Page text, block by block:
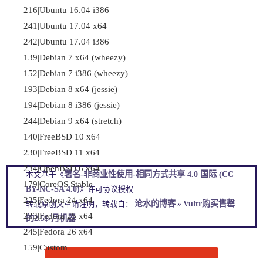
216|Ubuntu 16.04 i386
241|Ubuntu 17.04 x64
242|Ubuntu 17.04 i386
139|Debian 7 x64 (wheezy)
152|Debian 7 i386 (wheezy)
193|Debian 8 x64 (jessie)
194|Debian 8 i386 (jessie)
244|Debian 9 x64 (stretch)
140|FreeBSD 10 x64
230|FreeBSD 11 x64
234|OpenBSD 6 x64
179|CoreOS Stable
225|Fedora 24 x64
233|Fedora 25 x64
245|Fedora 26 x64
159|Custom
本文基于《署名-非商业性使用-相同方式共享 4.0 国际 (CC
BY-NC-SA 4.0)》许可协议授权
转载原创文章请注明，转载自： 沧水的博客» Vultr购买售罄
的2.5$/月机器